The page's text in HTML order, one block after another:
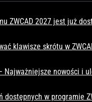
ZWCAD 2027 jest już
klawisze skrótu w
Najważniejsze nowości i
dostępnych w programie